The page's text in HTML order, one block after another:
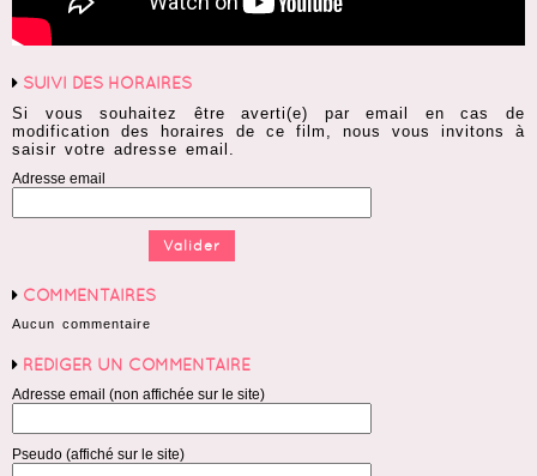
SUIVI DES HORAIRES
Si vous souhaitez être averti(e) par email en cas de
modification des horaires de ce film, nous vous invitons à
saisir votre adresse email.
Adresse email
COMMENTAIRES
Aucun commentaire
RÉDIGER UN COMMENTAIRE
Adresse email (non affichée sur le site)
Pseudo (affiché sur le site)